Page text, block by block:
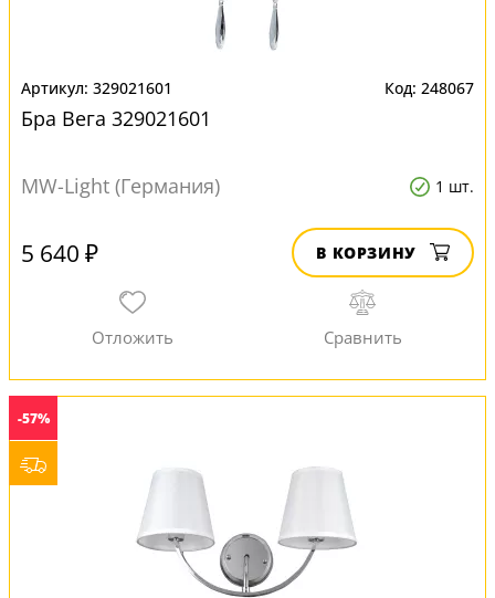
329021601 248067
Бра Вега 329021601
MW-Light (Германия) 1 шт.
5 640 ₽ В КОРЗИНУ
-57%